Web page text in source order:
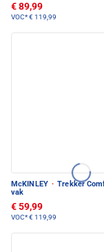
€ 89,99
VOC*€ 119,99
McKINLEY · Trekker
vak
€ 59,99
VOC*€ 119,99